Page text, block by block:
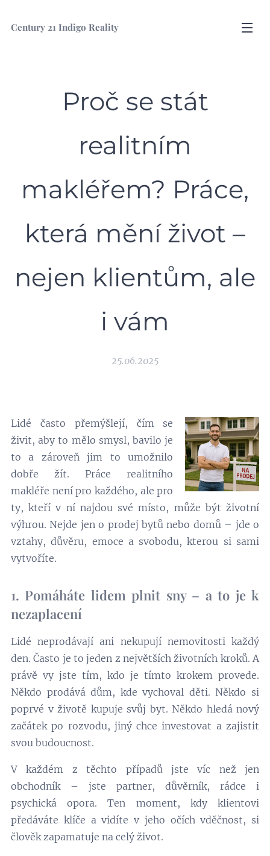
Century 21 Indigo Reality
Proč se stát
realitním
makléřem? Práce,
která mění život –
nejen klientům, ale
i vám
25.06.2025
Lidé často přemýšlejí, čím se
živit, aby to mělo smysl, bavilo je
to a zároveň jim to umožnilo
dobře žít. Práce realitního
makléře není pro každého, ale pro
ty, kteří v ní najdou své místo, může být životní
výhrou. Nejde jen o prodej bytů nebo domů – jde o
vztahy, důvěru, emoce a svobodu, kterou si sami
vytvoříte.
1. Pomáháte lidem plnit sny – a to je k
nezaplacení
Lidé neprodávají ani nekupují nemovitosti každý
den. Často je to jeden z největších životních kroků. A
právě vy jste tím, kdo je tímto krokem provede.
Někdo prodává dům, kde vychoval děti. Někdo si
poprvé v životě kupuje svůj byt. Někdo hledá nový
začátek po rozvodu, jiný chce investovat a zajistit
svou budoucnost.
V každém z těchto případů jste víc než jen
obchodník – jste partner, důvěrník, rádce i
psychická opora. Ten moment, kdy klientovi
předáváte klíče a vidíte v jeho očích vděčnost, si
člověk zapamatuje na celý život.